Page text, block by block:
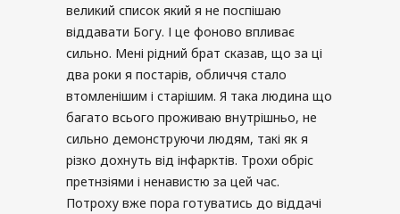
великий список який я не поспішаю
віддавати Богу. І це фоново впливає
сильно. Мені рідний брат сказав, що за ці
два роки я постарів, обличчя стало
втомленішим і старішим. Я така людина що
багато всього проживаю внутрішньо, не
сильно демонструючи людям, такі як я
різко дохнуть від інфарктів. Трохи обріс
претнзіями і ненавистю за цей час.
Потроху вже пора готуватись до віддачі